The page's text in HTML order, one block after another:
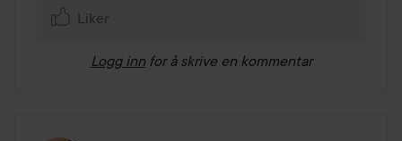
Liker
Logg inn for å skrive en kommentar